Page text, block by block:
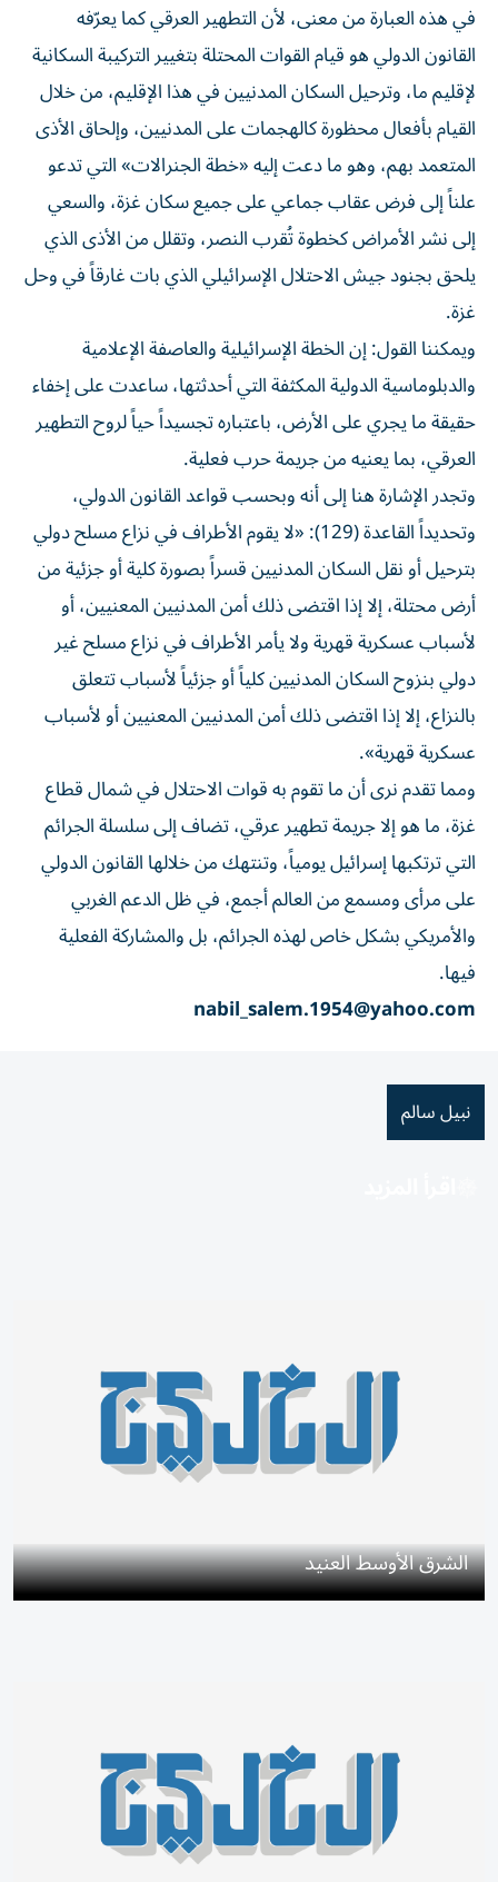
في هذه العبارة من معنى، لأن التطهير العرقي كما يعرّفه
القانون الدولي هو قيام القوات المحتلة بتغيير التركيبة السكانية
لإقليم ما، وترحيل السكان المدنيين في هذا الإقليم، من خلال
القيام بأفعال محظورة كالهجمات على المدنيين، وإلحاق الأذى
المتعمد بهم، وهو ما دعت إليه «خطة الجنرالات» التي تدعو
علناً إلى فرض عقاب جماعي على جميع سكان غزة، والسعي
إلى نشر الأمراض كخطوة تُقرب النصر، وتقلل من الأذى الذي
يلحق بجنود جيش الاحتلال الإسرائيلي الذي بات غارقاً في وحل
غزة.
ويمكننا القول: إن الخطة الإسرائيلية والعاصفة الإعلامية
والدبلوماسية الدولية المكثفة التي أحدثتها، ساعدت على إخفاء
حقيقة ما يجري على الأرض، باعتباره تجسيداً حياً لروح التطهير
العرقي، بما يعنيه من جريمة حرب فعلية.
وتجدر الإشارة هنا إلى أنه وبحسب قواعد القانون الدولي،
وتحديداً القاعدة (129): «لا يقوم الأطراف في نزاع مسلح دولي
بترحيل أو نقل السكان المدنيين قسراً بصورة كلية أو جزئية من
أرض محتلة، إلا إذا اقتضى ذلك أمن المدنيين المعنيين، أو
لأسباب عسكرية قهرية ولا يأمر الأطراف في نزاع مسلح غير
دولي بنزوح السكان المدنيين كلياً أو جزئياً لأسباب تتعلق
بالنزاع، إلا إذا اقتضى ذلك أمن المدنيين المعنيين أو لأسباب
عسكرية قهرية».
ومما تقدم نرى أن ما تقوم به قوات الاحتلال في شمال قطاع
غزة، ما هو إلا جريمة تطهير عرقي، تضاف إلى سلسلة الجرائم
التي ترتكبها إسرائيل يومياً، وتنتهك من خلالها القانون الدولي
على مرأى ومسمع من العالم أجمع، في ظل الدعم الغربي
والأمريكي بشكل خاص لهذه الجرائم، بل والمشاركة الفعلية
فيها.
nabil_salem.1954@yahoo.com
نبيل سالم
الشرق الأوسط العنيد